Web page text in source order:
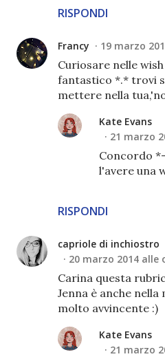
RISPONDI
Francy 19 marzo
Curiosare nelle
fantastico *.* trovi
mettere nella
RISPONDI
Kate Evans
21 marzo
Concordo
l'avere una
capriole di inchiostro
20 marzo 2014 alle
Carina questa
Jenna è anche
molto avvincente :)
Kate Evans
21 marzo